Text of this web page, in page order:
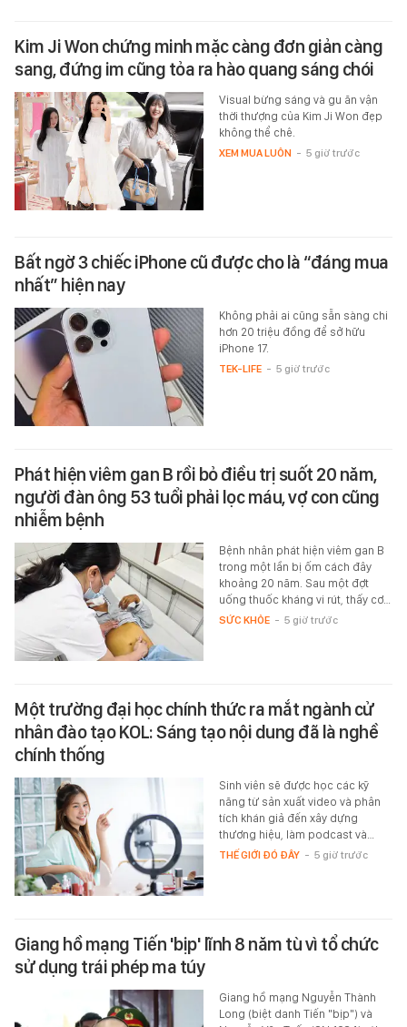
Kim Ji Won chứng minh mặc càng đơn giản càng
sang, đứng im cũng tỏa ra hào quang sáng chói
Visual bừng sáng và gu ăn vận
thời thượng của Kim Ji Won đẹp
không thể chê.
XEM MUA LUÔN - 5 giờ trước
Bất ngờ 3 chiếc iPhone cũ được cho là “đáng mua
nhất” hiện nay
Không phải ai cũng sẵn sàng chi
hơn 20 triệu đồng để sở hữu
iPhone 17.
TEK-LIFE - 5 giờ trước
Phát hiện viêm gan B rồi bỏ điều trị suốt 20 năm,
người đàn ông 53 tuổi phải lọc máu, vợ con cũng
nhiễm bệnh
Bệnh nhân phát hiện viêm gan B
trong một lần bị ốm cách đây
khoảng 20 năm. Sau một đợt
uống thuốc kháng vi rút, thấy cơ…
SỨC KHỎE - 5 giờ trước
Một trường đại học chính thức ra mắt ngành cử
nhân đào tạo KOL: Sáng tạo nội dung đã là nghề
chính thống
Sinh viên sẽ được học các kỹ
năng từ sản xuất video và phân
tích khán giả đến xây dựng
thương hiệu, làm podcast và…
THẾ GIỚI ĐÓ ĐÂY - 5 giờ trước
Giang hồ mạng Tiến 'bịp' lĩnh 8 năm tù vì tổ chức
sử dụng trái phép ma túy
Giang hồ mạng Nguyễn Thành
Long (biệt danh Tiến "bịp") và